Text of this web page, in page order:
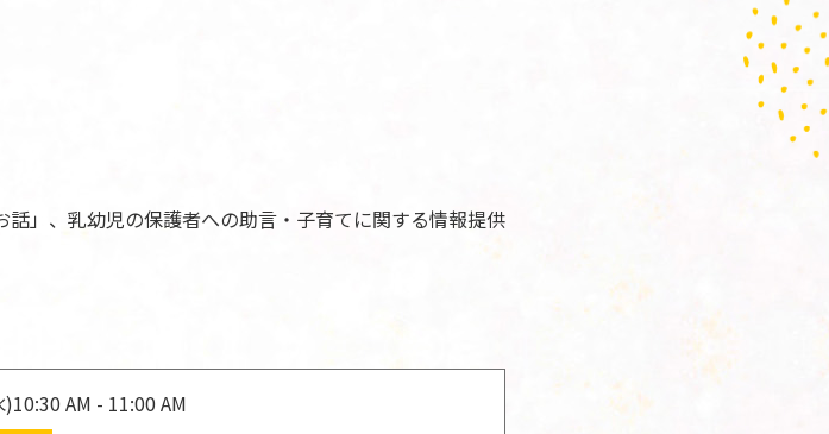
」、乳幼児の保護者への助言・子育てに関する情報提供
)10:30 AM - 11:00 AM